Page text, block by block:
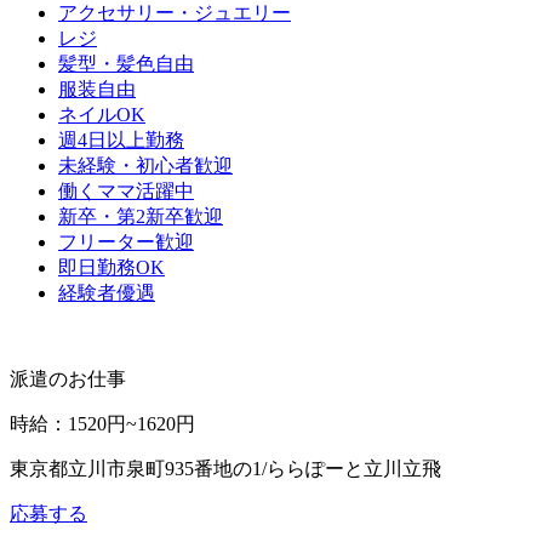
アクセサリー・ジュエリー
レジ
髪型・髪色自由
服装自由
ネイルOK
週4日以上勤務
未経験・初心者歓迎
働くママ活躍中
新卒・第2新卒歓迎
フリーター歓迎
即日勤務OK
経験者優遇
派遣のお仕事
時給 ： 1520円~1620円
東京都立川市泉町935番地の1/ららぽーと立川立飛
応募する